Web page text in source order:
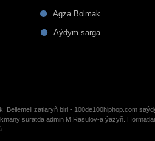
Agza Bolmak
Aýdym sarga
zatlaryñ biri - 100de100hiphop.com
suratda admin M.Rasulov-a ýazyñ.